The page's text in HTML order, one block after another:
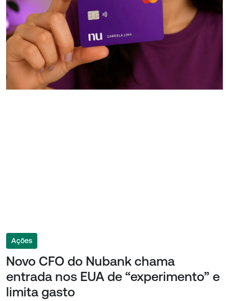
Ações
Novo CFO do Nubank chama
entrada nos EUA de “experimento” e
limita gasto